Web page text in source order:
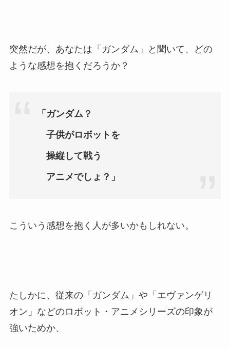
突然だが、あなたは「ガンダム」と聞いて、どの
ような感想を抱くだろうか？
「ガンダム？
子供がロボットを
操縦して戦う
アニメでしょ？ 」
こういう感想を抱く人が多いかもしれない。
たしかに、従来の「ガンダム」や「エヴァンゲリ
オン」などのロボット・アニメシリーズの印象が
強いためか、